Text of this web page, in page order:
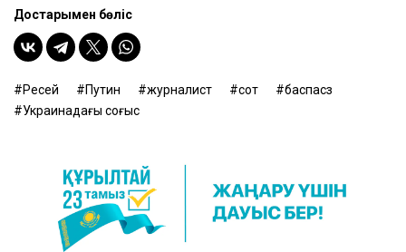
Достарыңмен бөліс
Ресей Путин журналист сот
баспасөз
Украинадағы соғыс